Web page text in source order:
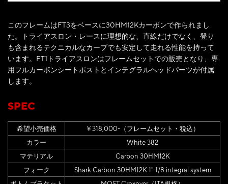
このフレームはFT3をベースに30HM12Kカーボンで作られまし
た。トライアスロン・レースに理想的な、直線だけでなく、登り
も含まれるテクニカルなカーブでも安定して走れる性能を持って
います。FT1トライアスロンはフレームセットでの販売となり、専
用フルカーボンシートポストとインテグラルヘッドパーツが付属
します。
SPEC
希望小売価格
￥318,000-（フレームセット・税込）
カラー
White 382
マテリアル
Carbon 30HM12K
フォーク
Shark Carbon 30HM12K 1" 1/8 integral system